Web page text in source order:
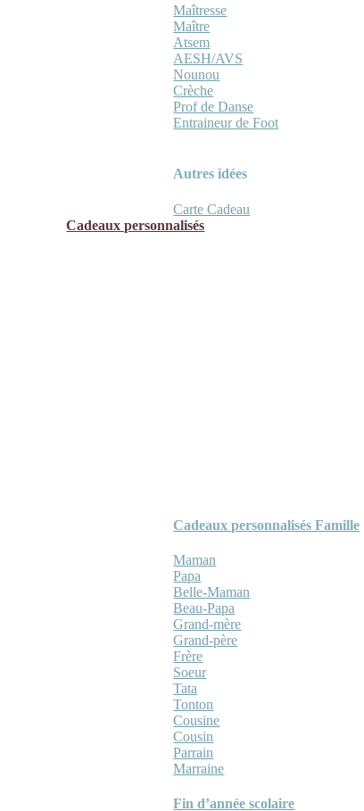
Maîtresse
Maître
Atsem
AESH/AVS
Nounou
Crèche
Prof de Danse
Entraineur de Foot
Autres idées
Carte Cadeau
Cadeaux personnalisés
Cadeaux personnalisés Famille
Maman
Papa
Belle-Maman
Beau-Papa
Grand-mère
Grand-père
Frère
Soeur
Tata
Tonton
Cousine
Cousin
Parrain
Marraine
Fin d’année scolaire